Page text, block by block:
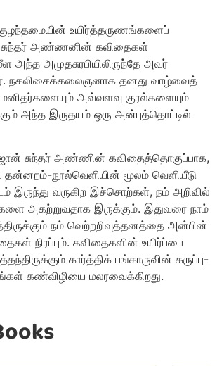
உயிர்த்தருணங்களைப்
சுந்தர் அண்ணனின் கவிதைகள்
அந்த அமுதசுரபியிலிருந்தே அவர்
நகலிசைக்கலைஞனாக தனது வாழ்வைத்
அவ்வளவு குரல்களையும்
அந்த இருதயம் ஒரு அன்புத்தொட்டில்
ஜான் சுந்தர் அண்ணின் கவிதைத்தொகுப்பாக,
தன்னறம்-நூல்வெளியின் மூலம் வெளியீடு
இருந்து வருகிற இச்சொற்கள், நம் அறிவில்
அகற்றுவதாக இருக்கும். இதுவரை நாம்
நம் வெற்றறிவுத்தனத்தை அன்பின்
நிரப்பும். கவிதைகளின் உயிர்ப்பை
கார்த்திக் பங்காருவின் கருப்பு-
கண்விழியை மலரவைக்கிறது.